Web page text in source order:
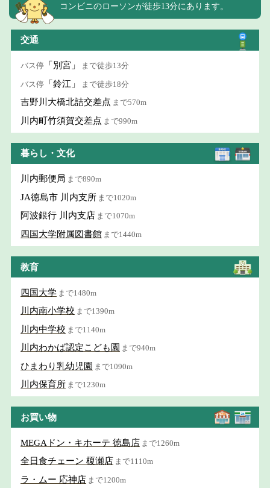
コンビニのローソンが徒歩13分にあります。
交通
バス停 「別宮」 まで徒歩13分
バス停 「鈴江」 まで徒歩18分
吉野川大橋北詰交差点 まで570m
川内町竹須賀交差点 まで990m
暮らし・文化
川内郵便局 まで890m
JA徳島市 川内支所 まで1020m
阿波銀行 川内支店 まで1070m
四国大学附属図書館 まで1440m
教育
四国大学 まで1480m
川内南小学校 まで1390m
川内中学校 まで1140m
川内わかば認定こども園 まで940m
ひまわり乳幼児園 まで1090m
川内保育所 まで1230m
お買い物
MEGAドン・キホーテ 徳島店 まで1260m
全日食チェーン 榎瀬店 まで1110m
ラ・ムー 応神店 まで1200m